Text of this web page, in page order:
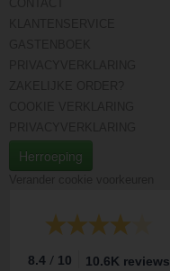
Herroeping
8.4 / 10 10.6K reviews